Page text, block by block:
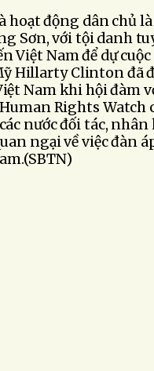
hoạt động dân chủ
Sơn, với tội danh
Việt Nam để dự
Hillarty Clinton đã
Nam khi hội đàm
Rights Watch
nước đối tác,
ngại về việc đàn